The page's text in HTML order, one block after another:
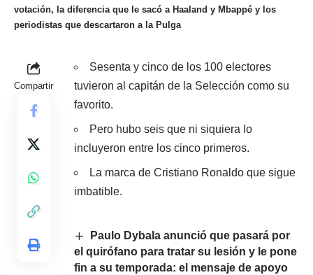
votación, la diferencia que le sacó a Haaland y Mbappé y los
periodistas que descartaron a la Pulga
Compartir
Sesenta y cinco de los 100 electores
tuvieron al capitán de la Selección como su
favorito.
Pero hubo seis que ni siquiera lo
incluyeron entre los cinco primeros.
La marca de Cristiano Ronaldo que sigue
imbatible.
Paulo Dybala anunció que pasará por
el quirófano para tratar su lesión y le pone
fin a su temporada: el mensaje de apoyo